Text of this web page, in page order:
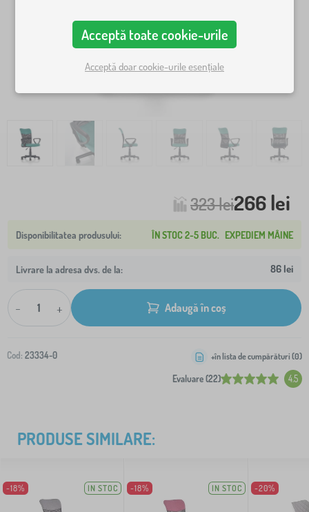
323 lei266 lei
ÎN STOC 2-5 BUC. EXPEDIEM MÂINE
Livrare la adresa dvs. de la: 86 lei
- + Adaugă în coș
Cod: 23334-0
Evaluare (22) 4.5
+în lista de cumpărături (0)
PRODUSE SIMILARE:
-18% IN STOC -18% IN STOC -20%
Acceptă toate cookie-urile
Acceptă doar cookie-urile esențiale